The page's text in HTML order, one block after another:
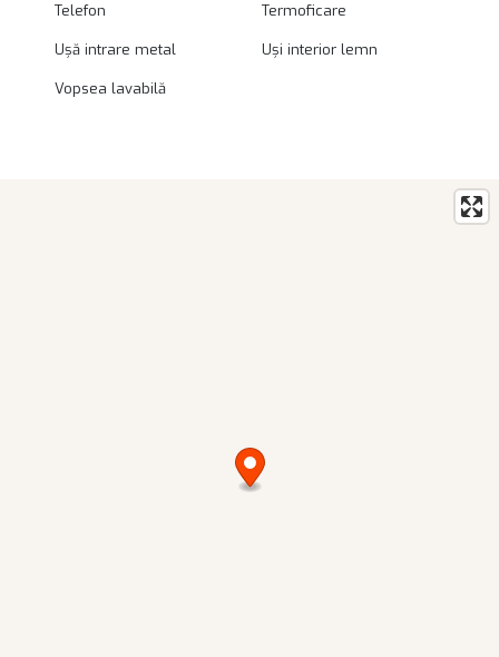
Telefon Termoficare
Ușă intrare metal Uși interior lemn
Vopsea lavabilă